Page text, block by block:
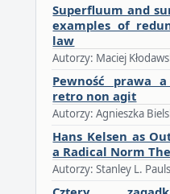
Superfluum and
examples of
law
Autorzy: Maciej
Pewność prawa
retro non agit
Autorzy: Agnieszka
Hans Kelsen as
a Radical Norm
Autorzy: Stanley L.